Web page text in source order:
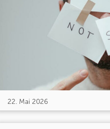
22. Mai 2026